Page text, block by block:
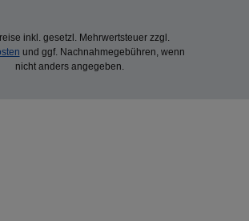
inkl. gesetzl. Mehrwertsteuer zzgl.
und ggf. Nachnahmegebühren, wenn
nicht anders angegeben.